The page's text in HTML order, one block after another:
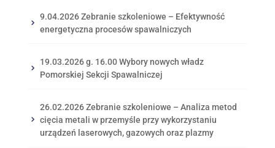
9.04.2026 Zebranie szkoleniowe – Efektywność
energetyczna procesów spawalniczych
19.03.2026 g. 16.00 Wybory nowych władz
Pomorskiej Sekcji Spawalniczej
26.02.2026 Zebranie szkoleniowe – Analiza metod
cięcia metali w przemyśle przy wykorzystaniu
urządzeń laserowych, gazowych oraz plazmy